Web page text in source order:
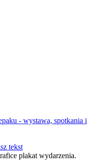
- wystawa, spotkania i
tekst